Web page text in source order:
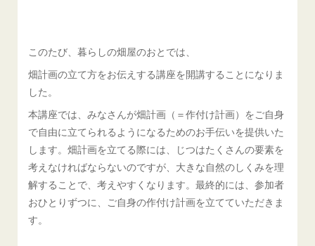
このたび、暮らしの畑屋のおとでは、
畑計画の立て方をお伝えする講座を開講することになりま
した。
本講座では、みなさんが畑計画（＝作付け計画）をご自身
で自由に立てられるようになるためのお手伝いを提供いた
します。畑計画を立てる際には、じつはたくさんの要素を
考えなければならないのですが、大きな自然のしくみを理
解することで、考えやすくなります。最終的には、参加者
おひとりずつに、ご自身の作付け計画を立てていただきま
す。